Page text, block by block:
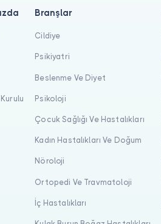
Branşlar
Cildiye
Psikiyatri
Beslenme Ve Diyet
Psikoloji
Çocuk Sağlığı Ve Hastalıkları
Kadın Hastalıkları Ve Doğum
Nöroloji
Ortopedi Ve Travmatoloji
İç Hastalıkları